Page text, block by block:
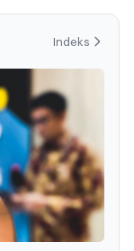
Indeks